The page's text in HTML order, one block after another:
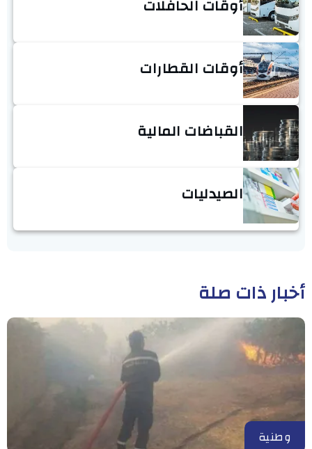
أوقات الحافلات
أوقات القطارات
القباضات المالية
الصيدليات
أخبار ذات صلة
وطنية